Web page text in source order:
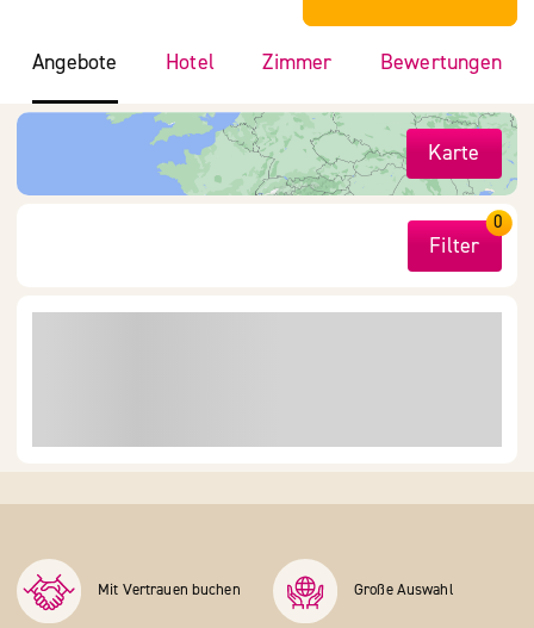
Angebote Hotel Zimmer Bewertungen
Karte
Filter
0
Mit Vertrauen buchen Große Auswahl